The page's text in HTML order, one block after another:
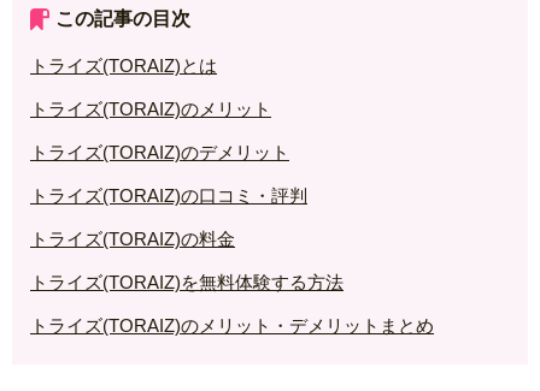
この記事の目次
トライズ(TORAIZ)とは
トライズ(TORAIZ)のメリット
トライズ(TORAIZ)のデメリット
トライズ(TORAIZ)の口コミ・評判
トライズ(TORAIZ)の料金
トライズ(TORAIZ)を無料体験する方法
トライズ(TORAIZ)のメリット・デメリットまとめ